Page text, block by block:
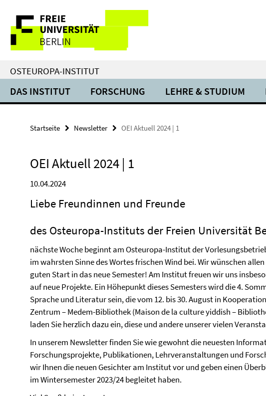
direkt
Inhalt
Service-
Navigation
OSTEUROPA-INSTITUT
DAS INSTITUT FORSCHUNG LEHRE & STUDIUM
Startseite Newsletter OEI Aktuell 2024 | 1
OEI Aktuell 2024 | 1
10.04.2024
Liebe Freundinnen und Freunde
des Osteuropa-Instituts der Freien Universität
nächste Woche beginnt am Osteuropa-Institut der
im wahrsten Sinne des Wortes frischen Wind bei. Wir wünschen
guten Start in das neue Semester! Am Institut freuen wir uns
auf neue Projekte. Ein Höhepunkt dieses Semesters wird die 4.
Sprache und Literatur sein, die vom 12. bis 30. August in
Zentrum – Medem-Bibliothek (Maison de la culture yiddish –
laden Sie herzlich dazu ein, diese und andere unserer vielen
In unserem Newsletter finden Sie wie gewohnt die neuesten
Forschungsprojekte, Publikationen, Lehrveranstaltungen und
wir Ihnen die neuen Gesichter am Institut vor und geben einen
im Wintersemester 2023/24 begleitet haben.